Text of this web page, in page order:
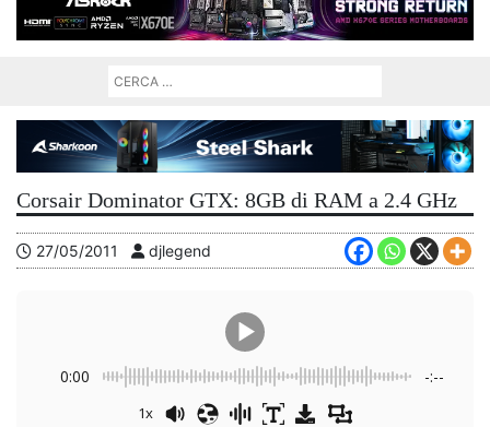
Corsair Dominator GTX: 8GB di RAM a 2.4 GHz
27/05/2011 djlegend
0:00 -:--
1x